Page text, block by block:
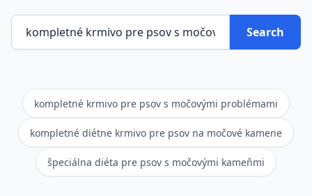
Search
kompletné krmivo pre psov s močovými problémami
kompletné diétne krmivo pre psov na močové kamene
špeciálna diéta pre psov s močovými kameňmi